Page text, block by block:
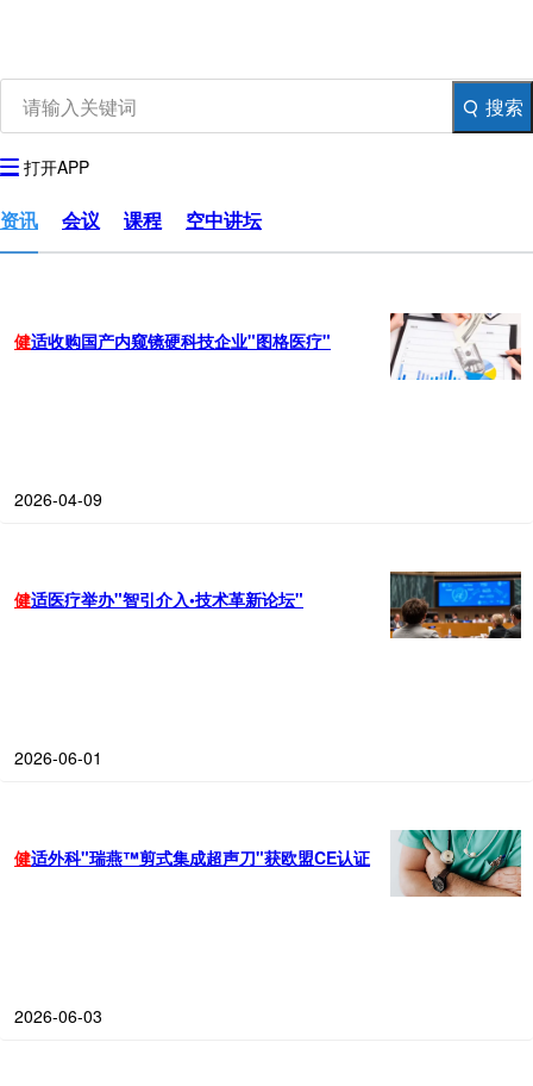
行云公开课
登录
注册 生物谷APP
搜索
打开APP
资讯 会议 课程 空中讲坛
健适收购国产内窥镜硬科技企业"图格医疗"
2026-04-09
健适医疗举办"智引介入•技术革新论坛"
2026-06-01
健适外科"瑞燕™剪式集成超声刀"获欧盟CE认证
2026-06-03